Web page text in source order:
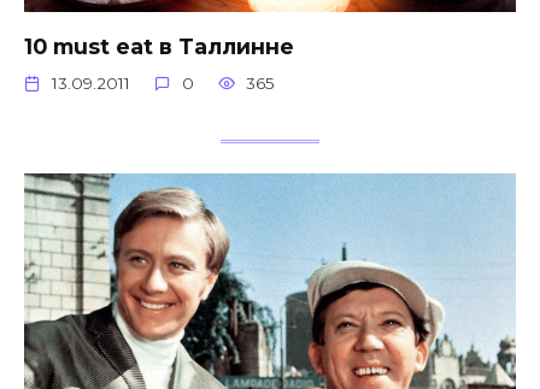
10 must eat в Таллинне
13.09.2011 0 365